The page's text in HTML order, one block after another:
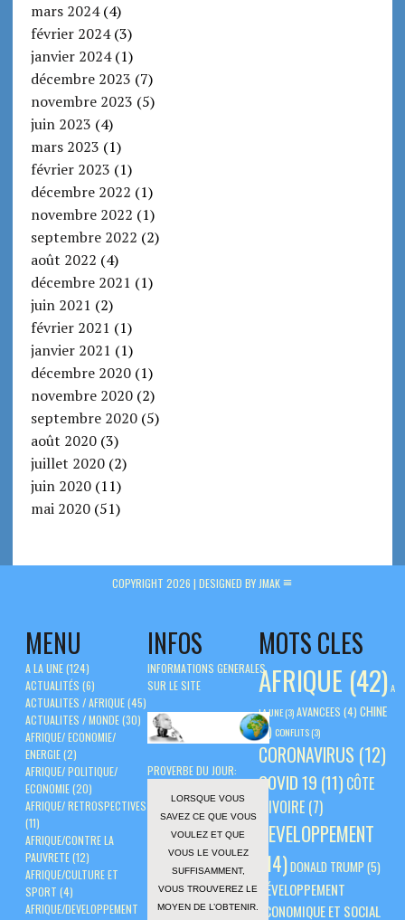
mars 2024(4)
février 2024(3)
janvier 2024(1)
décembre 2023 (7)
novembre 2023 (5)
juin 2023 (4)
mars 2023 (1)
février 2023 (1)
décembre 2022 (1)
novembre 2022 (1)
septembre 2022 (2)
août 2022 (4)
décembre 2021 (1)
juin 2021 (2)
février 2021 (1)
janvier 2021 (1)
décembre 2020(1)
novembre 2020(2)
septembre 2020(5)
août 2020(3)
juillet 2020(2)
juin 2020(11)
mai 2020(51)
COPYRIGHT 2026 | DESIGNED BY JMAK
MENU
A LA UNE(124)
ACTUALITÉS (6)
ACTUALITES / AFRIQUE(45)
ACTUALITES / MONDE(30)
AFRIQUE/ ECONOMIE/
ENERGIE(2)
AFRIQUE/ POLITIQUE/
ECONOMIE(20)
AFRIQUE/ RETROSPECTIVES
(11)
AFRIQUE/CONTRE LA
PAUVRETE(12)
AFRIQUE/CULTURE ET
SPORT (4)
AFRIQUE/DEVELOPPEMENT
MOTS CLES
AFRIQUE (42) A
LA UNE(3)AVANCEES (4) CHINE
(5)CONFLITS(3)
CORONAVIRUS (12)
COVID 19 (11) CÔTE
D'IVOIRE (7)
DEVELOPPEMENT
(14)DONALD TRUMP(5)
DÉVELOPPEMENT
ÉCONOMIQUE ET SOCIAL
INFOS
INFORMATIONS GENERALES
SUR LE SITE
PROVERBE DU JOUR:
LORSQUE VOUS
SAVEZ CE QUE VOUS
VOULEZ ET QUE
VOUS LE VOULEZ
SUFFISAMMENT,
VOUS TROUVEREZ LE
MOYEN DE L’OBTENIR.